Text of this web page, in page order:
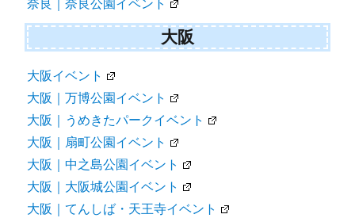
奈良｜奈良公園イベント
大阪
大阪イベント
大阪｜万博公園イベント
大阪｜うめきたパークイベント
大阪｜扇町公園イベント
大阪｜中之島公園イベント
大阪｜大阪城公園イベント
大阪｜てんしば・天王寺イベント